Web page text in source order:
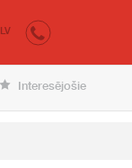
LV
Interesējošie